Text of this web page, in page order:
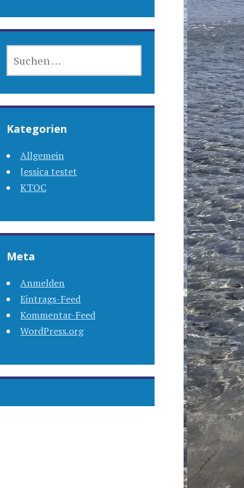
NACH:
Kategorien
Allgemein
Jessica testet
KTOC
Meta
Anmelden
Eintrags-Feed
Kommentar-Feed
WordPress.org